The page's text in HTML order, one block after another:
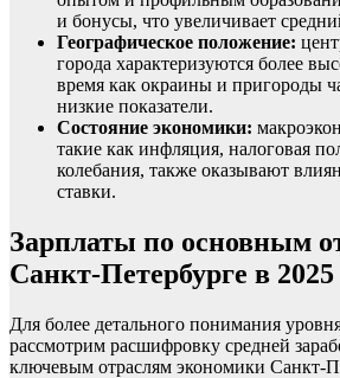
и бонусы, что увеличивает
Географическое положение:
города характеризуются более
время как окраины и пригороды
низкие показатели.
Состояние экономики:
такие как инфляция, налоговая
колебания, также оказывают
ставки.
Зарплаты по основным
Санкт-Петербурге в 2025
Для более детального понимания
рассмотрим расшифровку средней
ключевым отраслям экономики Санкт-